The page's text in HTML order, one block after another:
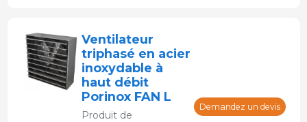
fermes.
Ventilateur
triphasé en acier
inoxydable à
haut débit
Porinox FAN L
Produit de
Demandez un devis